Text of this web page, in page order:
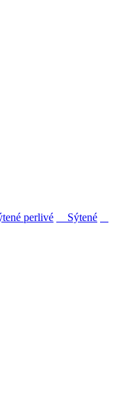
perlivé
Sýtené
Hrozno spracúvame